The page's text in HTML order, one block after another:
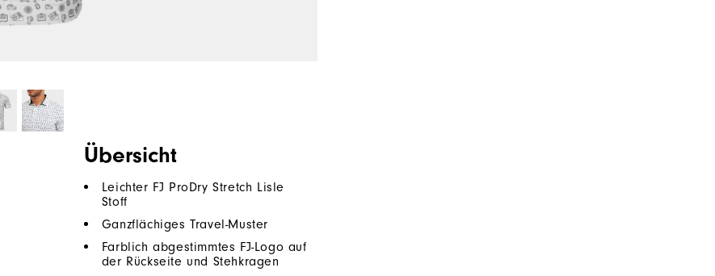
Übersicht
Leichter FJ ProDry Stretch Lisle
Stoff
Ganzflächiges Travel-Muster
Farblich abgestimmtes FJ-Logo auf
der Rückseite und Stehkragen